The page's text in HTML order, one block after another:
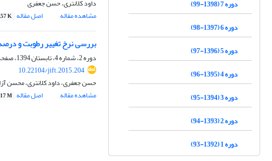
داود کلانتری، حسن جعفری
مشاهده مقاله
اصل مقاله K
بررسی نرخ تغییر رطوبت و
دوره 2، شماره 4، تابستان 1394، صفحه
10.22104/jift.2015.204
حسن جعفری، داود کلانتری، محسن
مشاهده مقاله
اصل مقاله M
دوره 7 (1398-99)
دوره 6 (1397-98)
دوره 5 (1396-97)
دوره 4 (1395-96)
دوره 3 (1394-95)
دوره 2 (1393-94)
دوره 1 (1392-93)